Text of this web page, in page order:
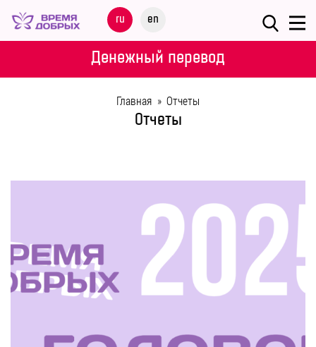
ru en
Меню
МЕРОПРИЯТИЯ
ПОМОЩЬ
Денежный перевод
Главная » Отчеты
Отчеты